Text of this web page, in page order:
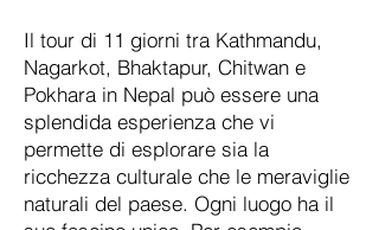
Il tour di 11 giorni tra Kathmandu,
Nagarkot, Bhaktapur, Chitwan e
Pokhara in Nepal può essere una
splendida esperienza che vi
permette di esplorare sia la
ricchezza culturale che le meraviglie
naturali del paese. Ogni luogo ha il